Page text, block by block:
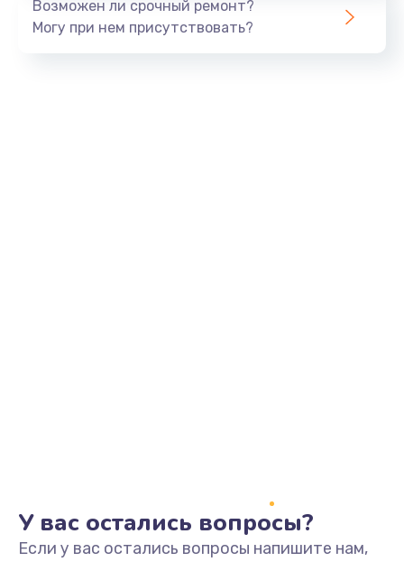
Возможен ли срочный ремонт?
Могу при нем присутствовать?
У вас остались вопросы?
Если у вас остались вопросы напишите нам,